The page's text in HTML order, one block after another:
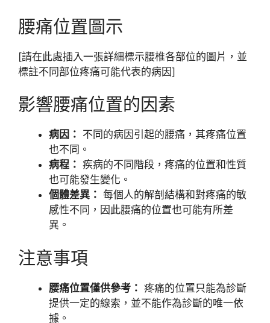
腰痛位置圖示
[請在此處插入一張詳細標示腰椎各部位的圖片，並
標註不同部位疼痛可能代表的病因]
影響腰痛位置的因素
病因： 不同的病因引起的腰痛，其疼痛位置
也不同。
病程： 疾病的不同階段，疼痛的位置和性質
也可能發生變化。
個體差異： 每個人的解剖結構和對疼痛的敏
感性不同，因此腰痛的位置也可能有所差
異。
注意事項
腰痛位置僅供參考： 疼痛的位置只能為診斷
提供一定的線索，並不能作為診斷的唯一依
據。